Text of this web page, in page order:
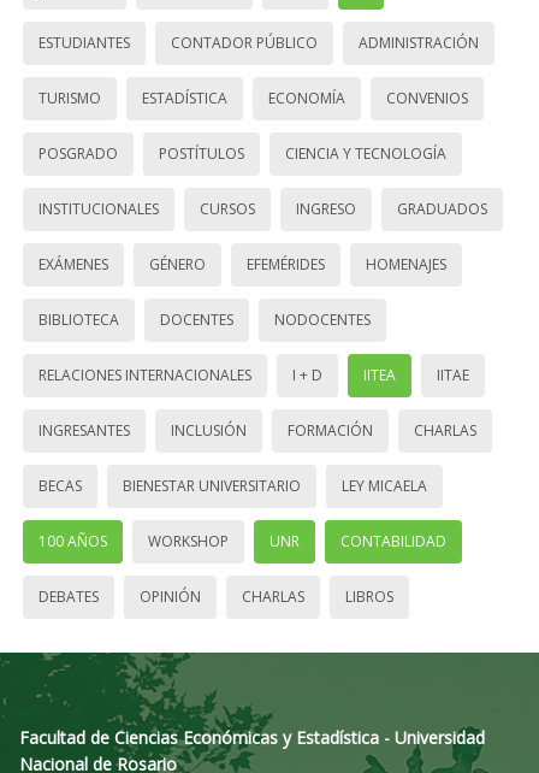
ESTUDIANTES CONTADOR PÚBLICO ADMINISTRACIÓN
TURISMO ESTADÍSTICA ECONOMÍA CONVENIOS
POSGRADO POSTÍTULOS CIENCIA Y TECNOLOGÍA
INSTITUCIONALES CURSOS INGRESO GRADUADOS
EXÁMENES GÉNERO EFEMÉRIDES HOMENAJES
BIBLIOTECA DOCENTES NODOCENTES
RELACIONES INTERNACIONALES I + D IITEA IITAE
INGRESANTES INCLUSIÓN FORMACIÓN CHARLAS
BECAS BIENESTAR UNIVERSITARIO LEY MICAELA
100 AÑOS WORKSHOP UNR CONTABILIDAD
DEBATES OPINIÓN CHARLAS LIBROS
Facultad de Ciencias Económicas y Estadística - Universidad
Nacional de Rosario